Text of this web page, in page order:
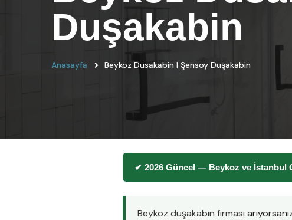
Duşakabin
Anasayfa Beykoz Dusakabin | Şensoy Duşakabin
✔ 2026 Güncel — Beykoz ve İstanbul
Beykoz duşakabin firması